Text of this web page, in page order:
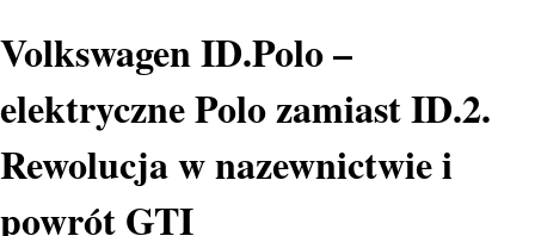
Volkswagen ID.Polo –
elektryczne Polo zamiast ID.2.
Rewolucja w nazewnictwie i
powrót GTI